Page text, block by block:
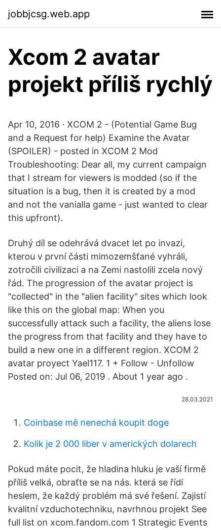
jobbjcsg.web.app
Xcom 2 avatar
projekt příliš rychlý
Apr 10, 2016 · XCOM 2 - (Potential Game Bug
and a Request for help) Examine the Avatar
(SPOILER) - posted in XCOM 2 Mod
Troubleshooting: Dear all, my current campaign
that I stream for viewers is modded (so if the
situation is a bug, then it is created by a mod
and not the vanialla game - just wanted to clear
this upfront).
Druhý díl se odehrává dvacet let po invazi,
kterou v první části mimozemšťané vyhráli,
zotročili civilizaci a na Zemi nastolili zcela nový
řád. The progression of the avatar project is
"collected" in the "alien facility" sites which look
like this on the global map: When you
successfully attack such a facility, the aliens lose
the progress from that facility and they have to
build a new one in a different region. XCOM 2
avatar proyect Yael117. 1 + Follow - Unfollow
Posted on: Jul 06, 2019 . About 1 year ago .
28.03.2021
Coinbase mě nenechá koupit doge
Kolik je 2 000 liber v amerických dolarech
Pokud máte pocit, že hladina hluku je vaší firmě
příliš velká, obraťte se na nás. která se řídí
heslem, že každý problém má své řešení. Zajistí
kvalitní vzduchotechniku, navrhnou projekt See
full list on xcom.fandom.com 1 Strategic Events